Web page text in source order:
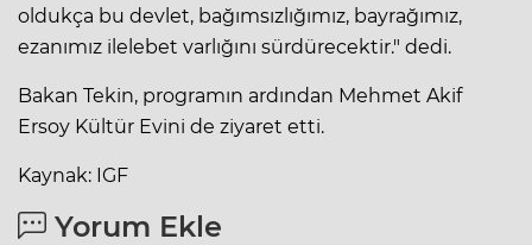
oldukça bu devlet, bağımsızlığımız, bayrağımız,
ezanımız ilelebet varlığını sürdürecektir." dedi.
Bakan Tekin, programın ardından Mehmet Akif
Ersoy Kültür Evini de ziyaret etti.
Kaynak: IGF
Yorum Ekle